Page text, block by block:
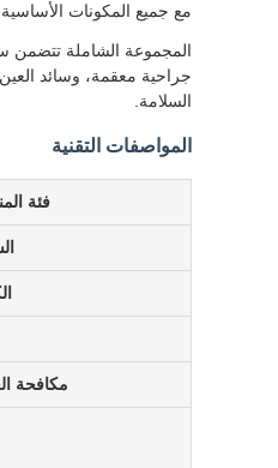
مع جميع المكونات
المجموعة الشاملة تتضمن
السلامة.
المواصفات التقنية
فئة
مكافحة